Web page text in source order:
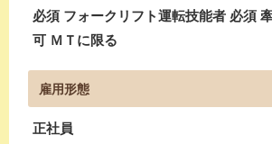
必須 フォークリフト運転技能者 必須
可 ＭＴに限る
雇用形態
正社員